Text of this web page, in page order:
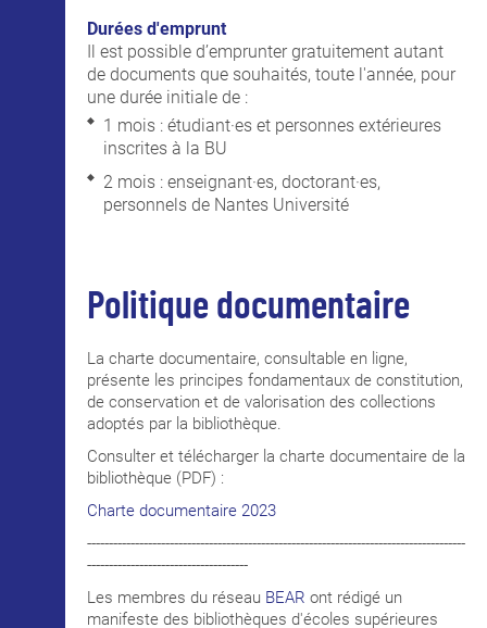
Durées d'emprunt
Il est possible d’emprunter gratuitement autant
de documents que souhaités, toute l'année, pour
une durée initiale de :
1 mois : étudiant·es et personnes extérieures
inscrites à la BU
2 mois : enseignant·es, doctorant·es,
personnels de Nantes Université
Politique documentaire
La charte documentaire, consultable en ligne,
présente les principes fondamentaux de constitution,
de conservation et de valorisation des collections
adoptés par la bibliothèque.
Consulter et télécharger la charte documentaire de la
bibliothèque (PDF) :
Charte documentaire 2023
---------------------------------------------------------------------------------------
-------------------------------------
Les membres du réseau BEAR ont rédigé un
manifeste des bibliothèques d'écoles supérieures